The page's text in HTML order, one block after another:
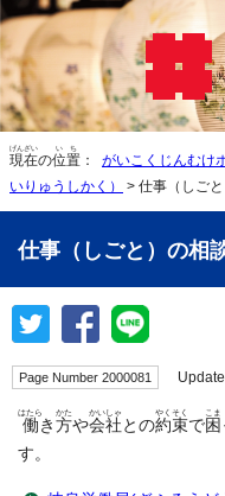
現在
げんざい
の位置
いち
： がいこくじんむけ
いりゅうしかく）
> 仕事（しご
仕事（しごと）の相
Page Number 2000081
働
はたら
き 方
かた
や会社
かいしゃ
との約束
やくそく
で困
こま
す。